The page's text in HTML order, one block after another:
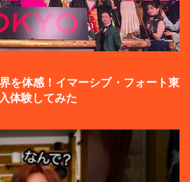
を体感！イマーシブ・フォート東
体験してみた